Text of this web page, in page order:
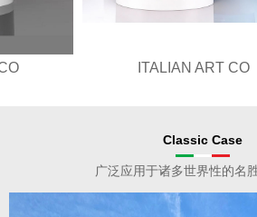
ITALIAN ART CO
Classic Case
广泛应用于诸多世界性的名